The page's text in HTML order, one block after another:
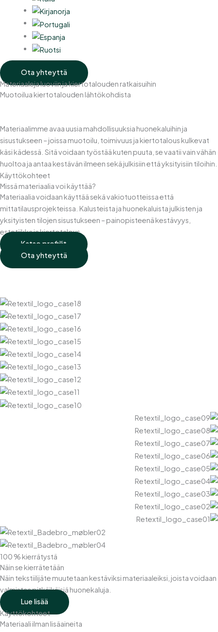
Ota yhteyttä
Materiaaleja luoviin ja kiertotalouden ratkaisuihin
Muotoilua kiertotalouden lähtökohdista
Materiaalimme avaa uusia mahdollisuuksia huonekaluihin ja
sisustukseen – joissa muotoilu, toimivuus ja kiertotalous kulkevat
käsi kädessä. Sitä voidaan työstää kuten puuta, se vaatii vain vähän
huoltoa ja antaa kestävän ilmeen sekä julkisiin että yksityisiin tiloihin.
Käyttökohteet
Missä materiaalia voi käyttää?
Materiaalia voidaan käyttää sekä vakiotuotteissa että
mittatilausprojekteissa. Kalusteista ja huonekaluista julkisten ja
yksityisten tilojen sisustukseen – painopisteenä kestävyys,
estetiikka ja kiertotalous.
Katso profiilit
Ota yhteyttä
100 % kierrätystä
Näin se kierrätetään
Näin tekstiilijäte muutetaan kestäviksi materiaaleiksi, joista voidaan
valmistaa pitkäikäisiä huonekaluja.
Lue lisää
Käyttökohteet
Materiaali ilman lisäaineita